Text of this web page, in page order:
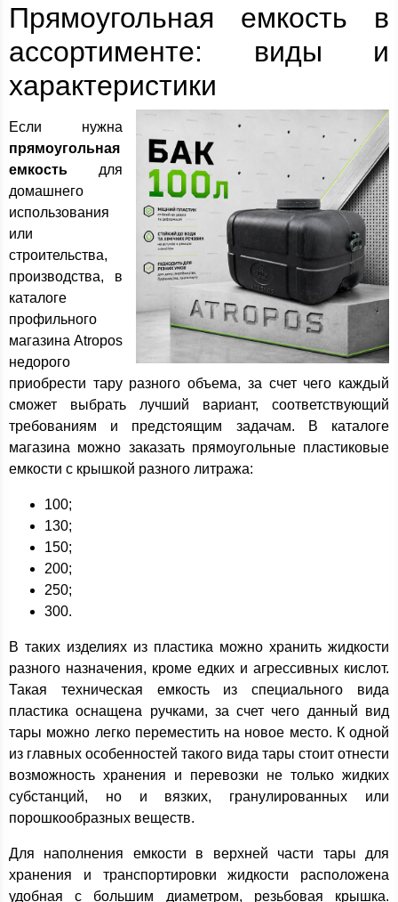
Прямоугольная емкость в
ассортименте: виды и
характеристики
Если нужна
прямоугольная
емкость для
домашнего
использования
или
строительства,
производства, в
каталоге
профильного
магазина Atropos
недорого
приобрести тару разного объема, за счет чего каждый
сможет выбрать лучший вариант, соответствующий
требованиям и предстоящим задачам. В каталоге
магазина можно заказать прямоугольные пластиковые
емкости с крышкой разного литража:
100;
130;
150;
200;
250;
300.
В таких изделиях из пластика можно хранить жидкости
разного назначения, кроме едких и агрессивных кислот.
Такая техническая емкость из специального вида
пластика оснащена ручками, за счет чего данный вид
тары можно легко переместить на новое место. К одной
из главных особенностей такого вида тары стоит отнести
возможность хранения и перевозки не только жидких
субстанций, но и вязких, гранулированных или
порошкообразных веществ.
Для наполнения емкости в верхней части тары для
хранения и транспортировки жидкости расположена
удобная с большим диаметром, резьбовая крышка.